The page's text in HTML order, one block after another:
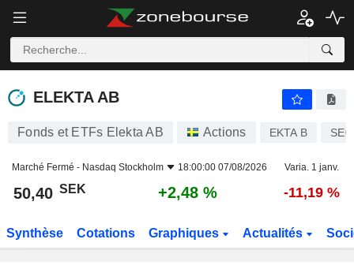
ELEKTA AB
ELEKTA AB
Fonds et ETFs Elekta AB Actions EKTA B
Marché Fermé - Nasdaq Stockholm 18:00:00 07/08/2026 Varia. 1 janv.
50,40 SEK +2,48 % -11,19 %
Synthèse Cotations Graphiques Actualités